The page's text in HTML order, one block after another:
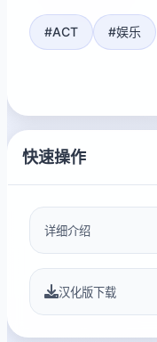
#ACT #娱乐
快速操作
详细介绍
汉化版下载